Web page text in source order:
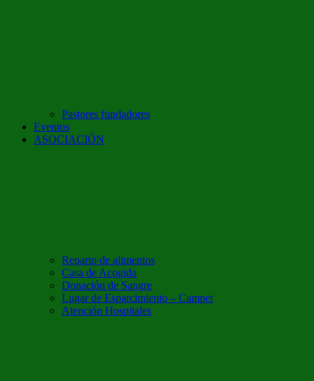
Pastores fundadores
Eventos
ASOCIACIÓN
Reparto de alimentos
Casa de Acogida
Donación de Sangre
Lugar de Esparcimiento – Campet
Atención Hospitales